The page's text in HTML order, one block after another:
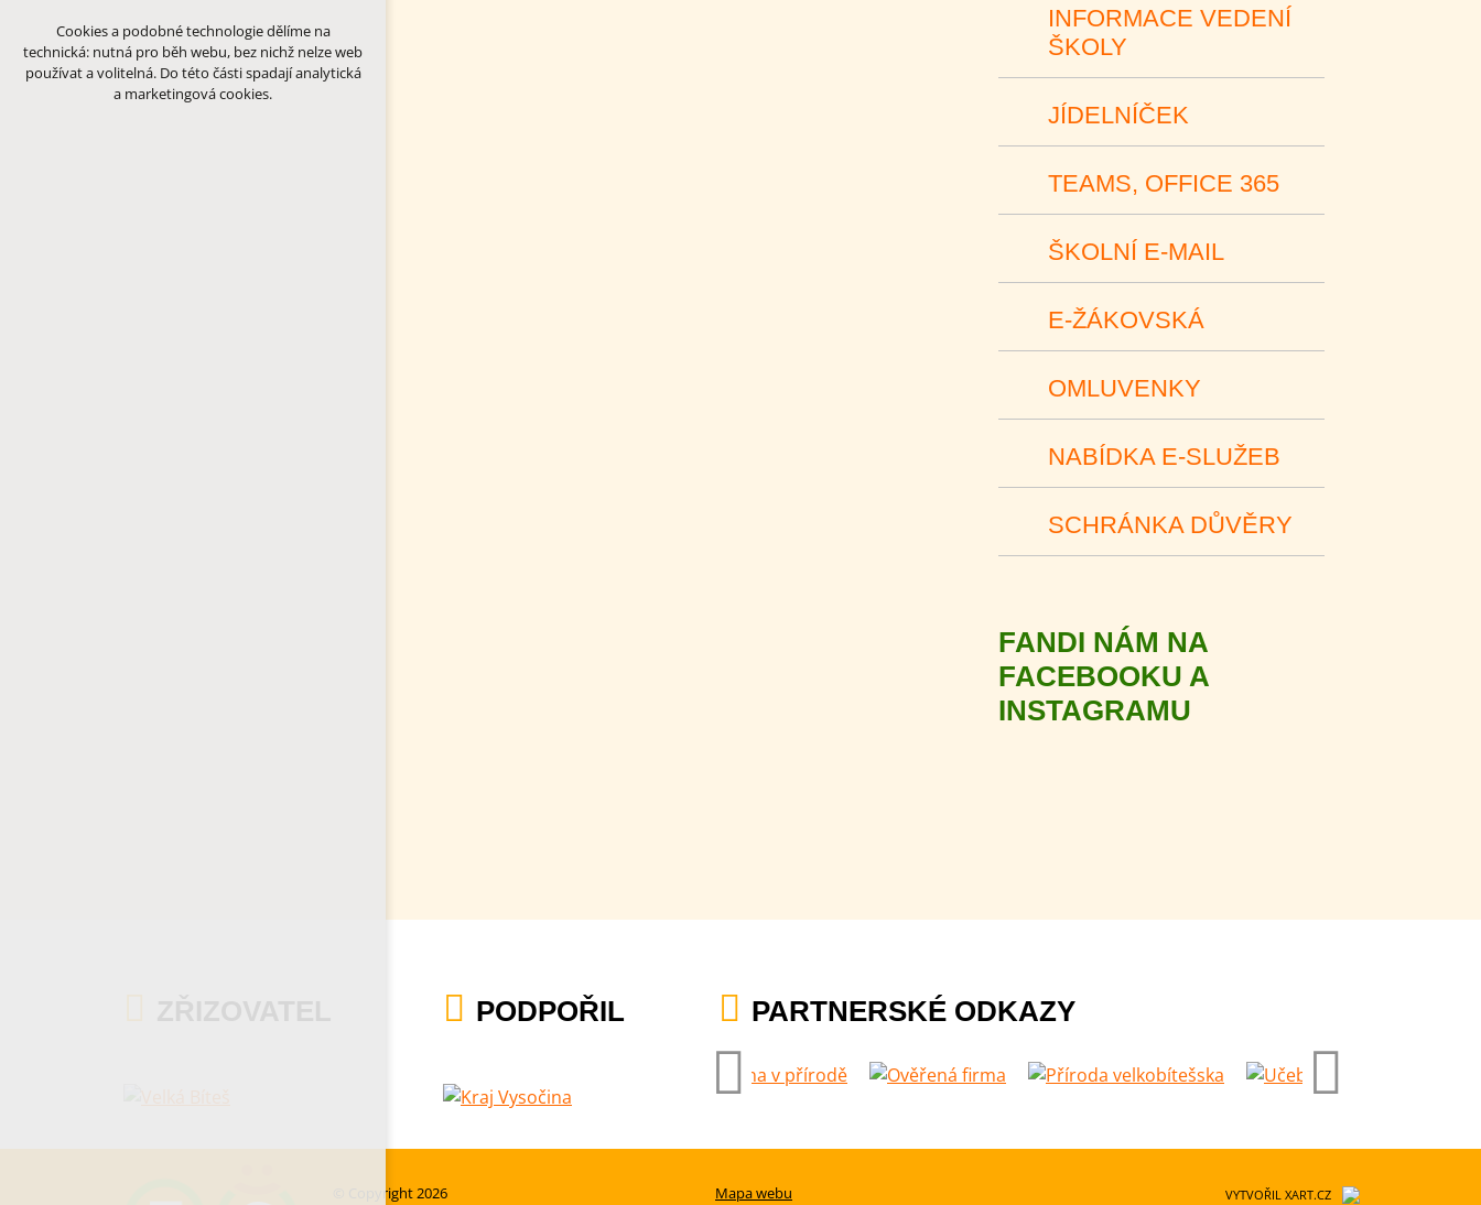
INFORMACE VEDENÍ
ŠKOLY
JÍDELNÍČEK
TEAMS, OFFICE 365
ŠKOLNÍ E-MAIL
E-ŽÁKOVSKÁ
OMLUVENKY
NABÍDKA E-SLUŽEB
SCHRÁNKA DŮVĚRY
FANDI NÁM NA
FACEBOOKU A
INSTAGRAMU
PODPOŘIL PARTNERSKÉ ODKAZY
© Copyright 2026
VYTVOŘIL XART.CZ
Mapa webu
ODMÍTNOUT VŠE
Cookies a podobné technologie dělíme na
technická: nutná pro běh webu, bez nichž nelze web
používat a volitelná. Do této části spadají analytická
a marketingová cookies.